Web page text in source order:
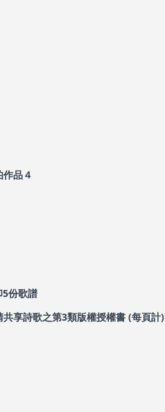
品４
份歌譜
享詩歌之第3類版權授權書 (每頁計)